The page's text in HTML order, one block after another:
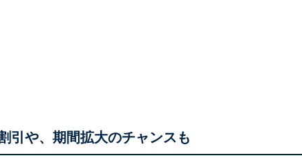
引や、期間拡大のチャンスも